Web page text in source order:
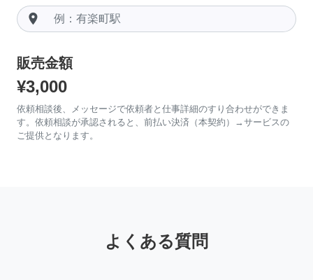
room
販売金額
¥3,000
依頼相談後、メッセージで依頼者と仕事詳細のすり合わせができま
す。依頼相談が承認されると、前払い決済（本契約）→サービスの
ご提供となります。
よくある質問